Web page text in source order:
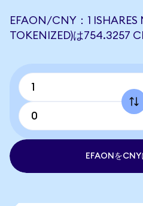
EFAON/CNY：1 ISHARES
TOKENIZED)は754.3257
EFAONをCNY